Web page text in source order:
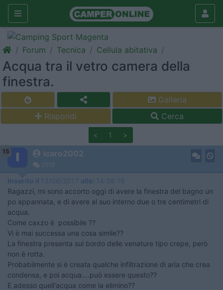
Forum Tecnica Cellula abitativa
Acqua tra il vetro camera della
finestra.
Galleria
Rispondi
Cerca
< 1 >
15 icaro2002
2519
Inserito il 13/06/2017 alle: 14:38:16
Ragazzi, mi sono accorto oggi di avere la finestra del bagno un
po appannata, e di avere al suo interno due o tre centimetri di
acqua.
Come caxzo è possibile ??
Vi è mai successa una cosa simile??
La finestra presenta sul bordo delle venature tipo crepe, però
non è rotta.
Probabilmente si è creata qualche infiltrazione di aria che crea
condensa, e poi acqua....può essere questo??
E adesso quell'acqua come la elimino??